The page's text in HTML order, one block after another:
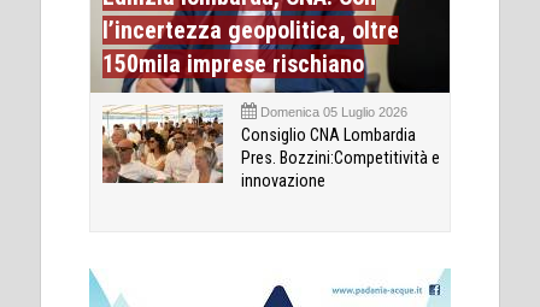
l’incertezza geopolitica, oltre
150mila imprese rischiano
Domenica 05 Luglio 2026
Consiglio CNA Lombardia
Pres. Bozzini:Competitività e
innovazione